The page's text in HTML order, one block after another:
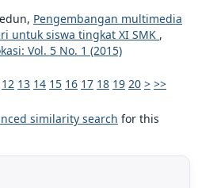
Pengembangan multimedia
untuk siswa tingkat XI SMK ,
Vol. 5 No. 1 (2015)
12 13 14 15 16 17 18 19 20 > >>
similarity search for this